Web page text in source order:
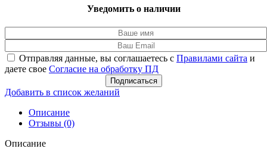
Уведомить о наличии
Отправляя данные, вы соглашаетесь с Правилами сайта и
даете свое Согласие на обработку ПД
Подписаться
Добавить в список желаний
Описание
Отзывы (0)
Описание